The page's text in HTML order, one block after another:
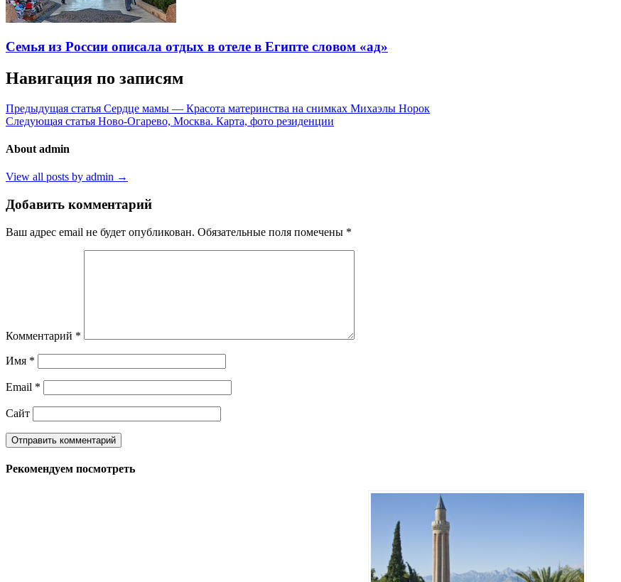
Семья из России описала отдых в отеле в Египте словом «ад»
Навигация по записям
Предыдущая статья Сердце мамы — Красота материнства на снимках Михаэлы Норок
Следующая статья Ново-Огарево, Москва. Карта, фото резиденции
About admin
View all posts by admin →
Добавить комментарий
Ваш адрес email не будет опубликован. Обязательные поля помечены *
Комментарий *
Имя *
Email *
Сайт
Рекомендуем посмотреть